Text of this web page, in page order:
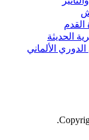
الحديثة
الألماني